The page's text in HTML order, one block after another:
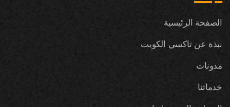
الصفحة الرئيسية
نبذة عن تاكسي الكويت
مدونات
خدماتنا